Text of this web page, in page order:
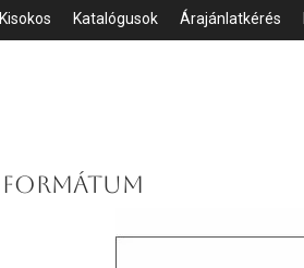
Kisokos Katalógusok Árajánlatkérés
FORMÁTUM